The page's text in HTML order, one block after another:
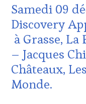
VIN
ET
DE
LA
HAUTE
GASTRONOMIE
FRANÇAISE,
MASTERCLASS
MÉDIAS,
Samedi 09
Discovery
à Grasse,
– Jacques
Châteaux,
Monde.